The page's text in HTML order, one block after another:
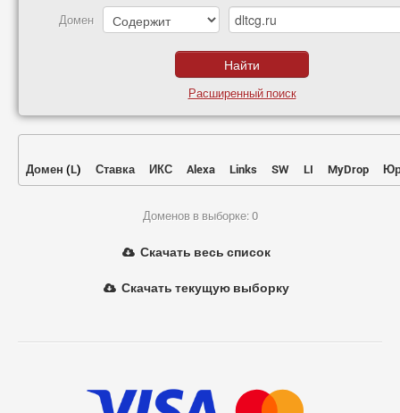
Домен
Расширенный поиск
Домен (L) Ставка ИКС Alexa Links SW LI MyDrop
Доменов в выборке: 0
Скачать весь список
Скачать текущую выборку